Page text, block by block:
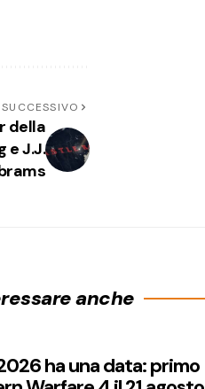
della
e J.J.
anche
ha una data: primo